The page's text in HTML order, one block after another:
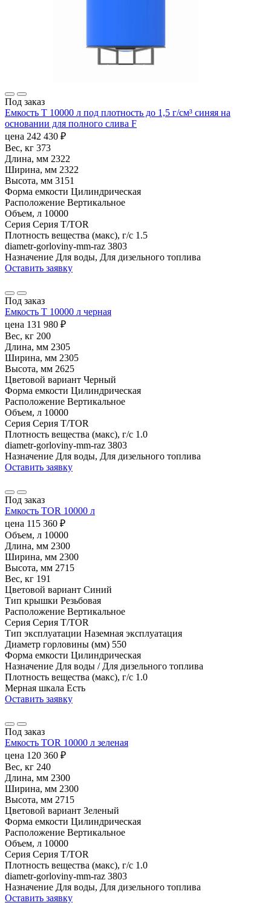
Под заказ
Емкость T 10000 л под плотность до 1,5 г/см³ синяя на
основании для полного слива F
цена 242 430 ₽
Вес, кг 373
Длина, мм 2322
Ширина, мм 2322
Высота, мм 3151
Форма емкости Цилиндрическая
Расположение Вертикальное
Объем, л 10000
Серия Серия T/TOR
Плотность вещества (макс), г/с 1.5
diametr-gorloviny-mm-raz 3803
Назначение Для воды, Для дизельного топлива
Оставить заявку
Под заказ
Емкость T 10000 л черная
цена 131 980 ₽
Вес, кг 200
Длина, мм 2305
Ширина, мм 2305
Высота, мм 2625
Цветовой вариант Черный
Форма емкости Цилиндрическая
Расположение Вертикальное
Объем, л 10000
Серия Серия T/TOR
Плотность вещества (макс), г/с 1.0
diametr-gorloviny-mm-raz 3803
Назначение Для воды, Для дизельного топлива
Оставить заявку
Под заказ
Емкость TOR 10000 л
цена 115 360 ₽
Объем, л 10000
Длина, мм 2300
Ширина, мм 2300
Высота, мм 2715
Вес, кг 191
Цветовой вариант Синий
Тип крышки Резьбовая
Расположение Вертикальное
Серия Серия T/TOR
Тип эксплуатации Наземная эксплуатация
Диаметр горловины (мм) 550
Форма емкости Цилиндрическая
Назначение Для воды / Для дизельного топлива
Плотность вещества (макс), г/с 1.0
Мерная шкала Есть
Оставить заявку
Под заказ
Емкость TOR 10000 л зеленая
цена 120 360 ₽
Вес, кг 240
Длина, мм 2300
Ширина, мм 2300
Высота, мм 2715
Цветовой вариант Зеленый
Форма емкости Цилиндрическая
Расположение Вертикальное
Объем, л 10000
Серия Серия T/TOR
Плотность вещества (макс), г/с 1.0
diametr-gorloviny-mm-raz 3803
Назначение Для воды, Для дизельного топлива
Оставить заявку